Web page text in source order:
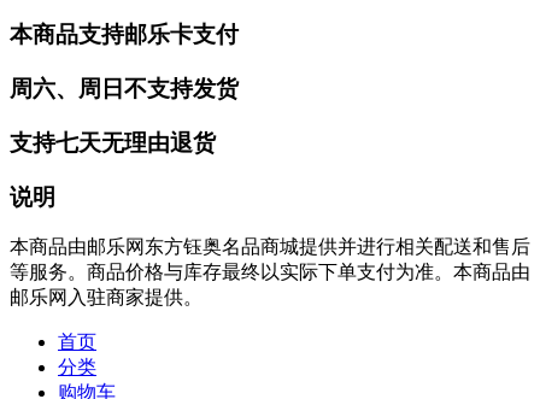
本商品支持邮乐卡支付
周六、周日不支持发货
支持七天无理由退货
说明
本商品由邮乐网东方钰奥名品商城提供并进行相关配送和售后
等服务。商品价格与库存最终以实际下单支付为准。本商品由
邮乐网入驻商家提供。
首页
分类
购物车